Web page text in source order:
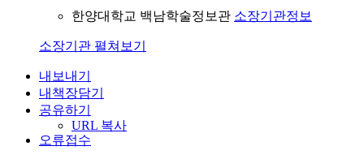
한양대학교 백남학술정보관 소장기관정보
소장기관 펼쳐보기
내보내기
내책장담기
공유하기
URL 복사
오류접수